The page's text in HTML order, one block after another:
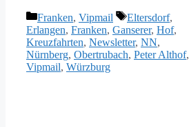
Kategorien
Franken, Vipmail Schlagwörter
Eltersdorf,
Erlangen, Franken, Ganserer, Hof,
Kreuzfahrten, Newsletter, NN,
Nürnberg, Obertrubach, Peter Althof,
Vipmail, Würzburg